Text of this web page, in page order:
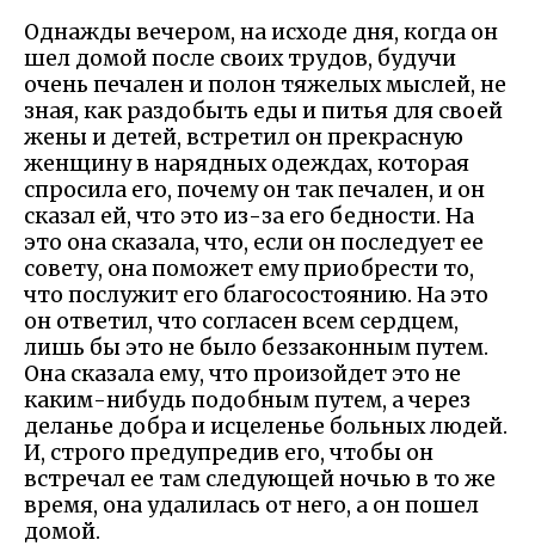
Однажды вечером, на исходе дня, когда он
шел домой после своих трудов, будучи
очень печален и полон тяжелых мыслей, не
зная, как раздобыть еды и питья для своей
жены и детей, встретил он прекрасную
женщину в нарядных одеждах, которая
спросила его, почему он так печален, и он
сказал ей, что это из-за его бедности. На
это она сказала, что, если он последует ее
совету, она поможет ему приобрести то,
что послужит его благосостоянию. На это
он ответил, что согласен всем сердцем,
лишь бы это не было беззаконным путем.
Она сказала ему, что произойдет это не
каким-нибудь подобным путем, а через
деланье добра и исцеленье больных людей.
И, строго предупредив его, чтобы он
встречал ее там следующей ночью в то же
время, она удалилась от него, а он пошел
домой.